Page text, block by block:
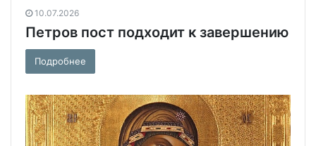
10.07.2026
Петров пост подходит к завершению
Подробнее